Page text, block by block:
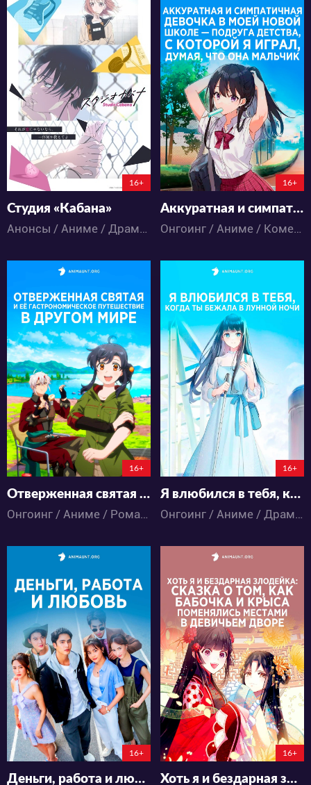
144
1 0
148:7:1:31
16+
Студия «Кабана»
Анонсы / Аниме / Драма / Музыка / Романтика
10384
39 16
4:9:38:31
16+
Аккуратная и симпатичная девочка в моей новой школе — подруга детства, с которой я играл, думая, что она мальчик
Онгоинг / Аниме / Комедия / Романтика / Школа
9477
43 26
4:11:7:31
16+
Отверженная святая и её гастрономическое путешествие в другом мире
Онгоинг / Аниме / Романтика / Фэнтези
11407
48 26
4:11:7:31
16+
Я влюбился в тебя, когда ты бежала в лунной ночи
Онгоинг / Аниме / Драма / Романтика
1800
32 15
3:10:8:31
16+
Деньги, работа и любовь
6687
41 28
3:10:38:31
16+
Хоть я и бездарная злодейка: Сказка о том, как бабочка и крыса поменялись местами в девичьем дворе